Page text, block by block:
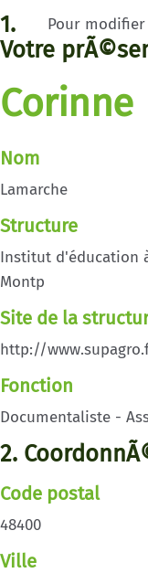
Pour
1.
Votre
Corinne
Nom
Lamarche
Structure
Institut d'éducation
Montp
Site de la
http://
Fonction
Documentaliste -
2.
Code postal
48400
Ville